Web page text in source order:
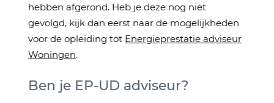
hebben afgerond. Heb je deze nog niet
gevolgd, kijk dan eerst naar de mogelijkheden
voor de opleiding tot Energieprestatie adviseur
Woningen.
Ben je EP-UD adviseur?